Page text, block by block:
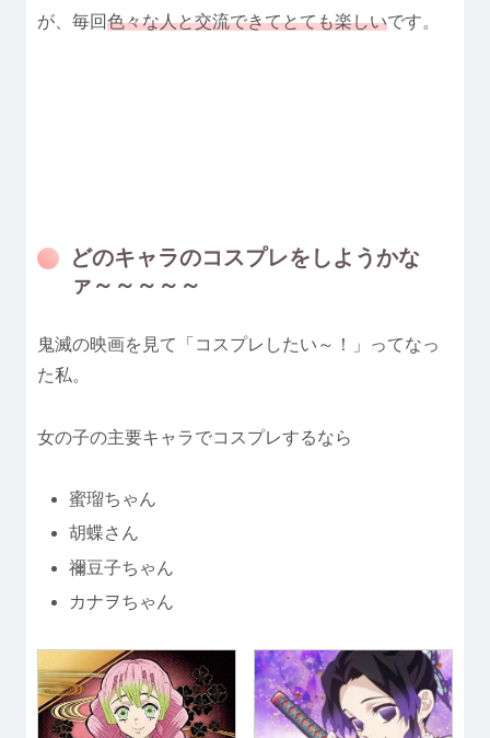
が、毎回色々な人と交流できてとても楽しいです。
どのキャラのコスプレをしようかな
ァ～～～～～
鬼滅の映画を見て「コスプレしたい～！」ってなっ
た私。
女の子の主要キャラでコスプレするなら
蜜瑠ちゃん
胡蝶さん
禰豆子ちゃん
カナヲちゃん